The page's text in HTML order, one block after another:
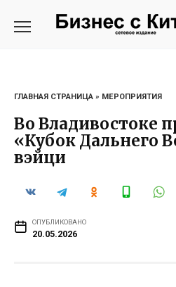
ГЛАВНАЯ СТРАНИЦА » МЕРОПРИЯТИЯ
Во Владивостоке
«Кубок Дальнего
вэйци
ОПУБЛИКОВАНО
20.05.2026